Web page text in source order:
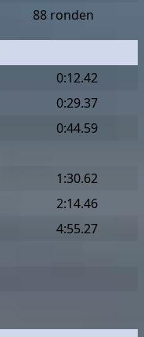
88 ronden
0:12.42
0:29.37
0:44.59
1:30.62
2:14.46
4:55.27